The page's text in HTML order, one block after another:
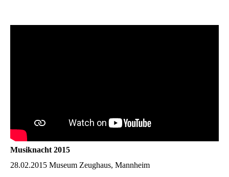
Musiknacht 2015
28.02.2015 Museum Zeughaus, Mannheim